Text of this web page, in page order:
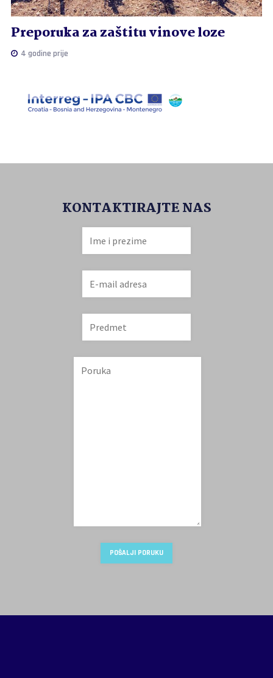
Preporuka za zaštitu vinove loze
4 godine prije
KONTAKTIRAJTE NAS